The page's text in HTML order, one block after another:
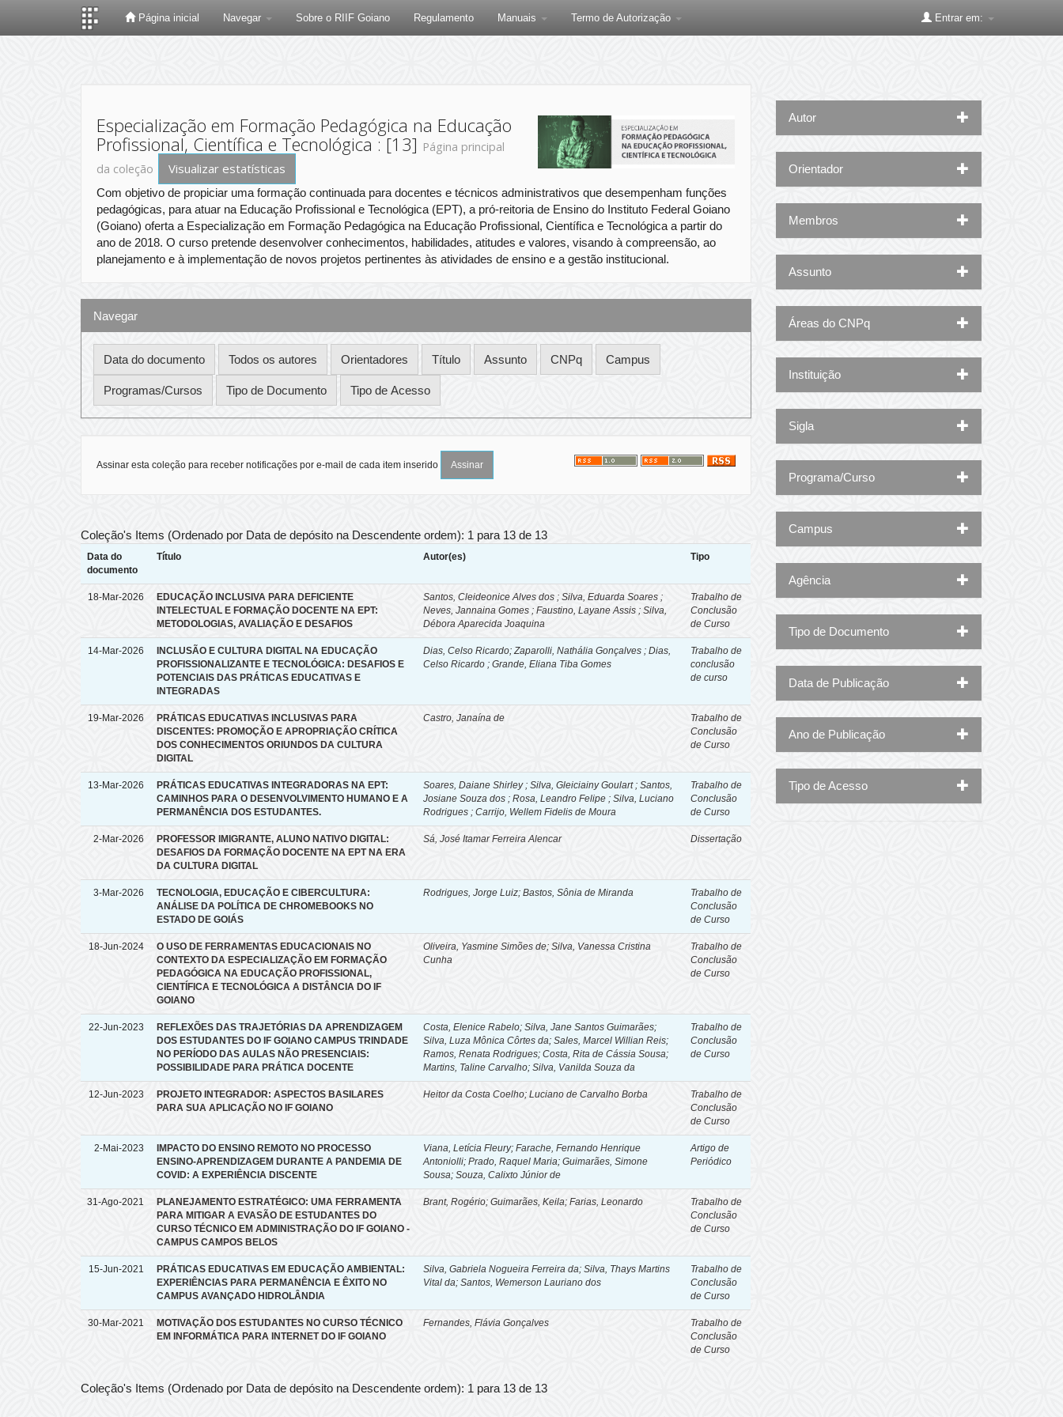
Página inicial Navegar Sobre o RIIF Goiano Regulamento Manuais Termo de Autorização Entrar em:
Especialização em Formação Pedagógica na Educação
Profissional, Científica e Tecnológica : [13] Página principal
da coleção
Visualizar estatísticas
Com objetivo de propiciar uma formação continuada para docentes e técnicos administrativos que desempenham funções
pedagógicas, para atuar na Educação Profissional e Tecnológica (EPT), a pró-reitoria de Ensino do Instituto Federal Goiano
(Goiano) oferta a Especialização em Formação Pedagógica na Educação Profissional, Científica e Tecnológica a partir do
ano de 2018. O curso pretende desenvolver conhecimentos, habilidades, atitudes e valores, visando à compreensão, ao
planejamento e à implementação de novos projetos pertinentes às atividades de ensino e a gestão institucional.
Navegar
Assinar esta coleção para receber notificações por e-mail de cada item inserido
Coleção's Items (Ordenado por Data de depósito na Descendente ordem): 1 para 13 de 13
Data do
documento
Título Autor(es) Tipo
18-Mar-2026
EDUCAÇÃO INCLUSIVA PARA DEFICIENTE
INTELECTUAL E FORMAÇÃO DOCENTE NA EPT:
METODOLOGIAS, AVALIAÇÃO E DESAFIOS
Santos, Cleideonice Alves dos ; Silva, Eduarda Soares ;
Neves, Jannaina Gomes ; Faustino, Layane Assis ; Silva,
Débora Aparecida Joaquina
Trabalho de
Conclusão
de Curso
14-Mar-2026
INCLUSÃO E CULTURA DIGITAL NA EDUCAÇÃO
PROFISSIONALIZANTE E TECNOLÓGICA: DESAFIOS E
POTENCIAIS DAS PRÁTICAS EDUCATIVAS E
INTEGRADAS
Dias, Celso Ricardo;Zaparolli, Nathália Gonçalves ; Dias,
Celso Ricardo ; Grande, Eliana Tiba Gomes
Trabalho de
conclusão
de curso
19-Mar-2026
PRÁTICAS EDUCATIVAS INCLUSIVAS PARA
DISCENTES: PROMOÇÃO E APROPRIAÇÃO CRÍTICA
DOS CONHECIMENTOS ORIUNDOS DA CULTURA
DIGITAL
Castro, Janaína de
Trabalho de
Conclusão
de Curso
13-Mar-2026
PRÁTICAS EDUCATIVAS INTEGRADORAS NA EPT:
CAMINHOS PARA O DESENVOLVIMENTO HUMANO E A
PERMANÊNCIA DOS ESTUDANTES.
Soares, Daiane Shirley ; Silva, Gleiciainy Goulart ; Santos,
Josiane Souza dos ; Rosa, Leandro Felipe ; Silva, Luciano
Rodrigues ; Carrijo, Wellem Fidelis de Moura
Trabalho de
Conclusão
de Curso
2-Mar-2026
PROFESSOR IMIGRANTE, ALUNO NATIVO DIGITAL:
DESAFIOS DA FORMAÇÃO DOCENTE NA EPT NA ERA
DA CULTURA DIGITAL
Sá, José Itamar Ferreira Alencar Dissertação
3-Mar-2026
TECNOLOGIA, EDUCAÇÃO E CIBERCULTURA:
ANÁLISE DA POLÍTICA DE CHROMEBOOKS NO
ESTADO DE GOIÁS
Rodrigues, Jorge Luiz; Bastos, Sônia de Miranda
Trabalho de
Conclusão
de Curso
18-Jun-2024
O USO DE FERRAMENTAS EDUCACIONAIS NO
CONTEXTO DA ESPECIALIZAÇÃO EM FORMAÇÃO
PEDAGÓGICA NA EDUCAÇÃO PROFISSIONAL,
CIENTÍFICA E TECNOLÓGICA A DISTÂNCIA DO IF
GOIANO
Oliveira, Yasmine Simões de; Silva, Vanessa Cristina
Cunha
Trabalho de
Conclusão
de Curso
22-Jun-2023
REFLEXÕES DAS TRAJETÓRIAS DA APRENDIZAGEM
DOS ESTUDANTES DO IF GOIANO CAMPUS TRINDADE
NO PERÍODO DAS AULAS NÃO PRESENCIAIS:
POSSIBILIDADE PARA PRÁTICA DOCENTE
Costa, Elenice Rabelo;Silva, Jane Santos Guimarães;
Silva, Luza Mônica Côrtes da;Sales, Marcel Willian Reis;
Ramos, Renata Rodrigues;Costa, Rita de Cássia Sousa;
Martins, Taline Carvalho;Silva, Vanilda Souza da
Trabalho de
Conclusão
de Curso
12-Jun-2023
PROJETO INTEGRADOR: ASPECTOS BASILARES
PARA SUA APLICAÇÃO NO IF GOIANO
Heitor da Costa Coelho; Luciano de Carvalho Borba
Trabalho de
Conclusão
de Curso
2-Mai-2023
IMPACTO DO ENSINO REMOTO NO PROCESSO
ENSINO-APRENDIZAGEM DURANTE A PANDEMIA DE
COVID: A EXPERIÊNCIA DISCENTE
Viana, Letícia Fleury;Farache, Fernando Henrique
Antoniolli;Prado, Raquel Maria;Guimarães, Simone
Sousa;Souza, Calixto Júnior de
Artigo de
Periódico
31-Ago-2021
PLANEJAMENTO ESTRATÉGICO: UMA FERRAMENTA
PARA MITIGAR A EVASÃO DE ESTUDANTES DO
CURSO TÉCNICO EM ADMINISTRAÇÃO DO IF GOIANO -
CAMPUS CAMPOS BELOS
Brant, Rogério; Guimarães, Keila; Farias, Leonardo
Trabalho de
Conclusão
de Curso
15-Jun-2021
PRÁTICAS EDUCATIVAS EM EDUCAÇÃO AMBIENTAL:
EXPERIÊNCIAS PARA PERMANÊNCIA E ÊXITO NO
CAMPUS AVANÇADO HIDROLÂNDIA
Silva, Gabriela Nogueira Ferreira da; Silva, Thays Martins
Vital da; Santos, Wemerson Lauriano dos
Trabalho de
Conclusão
de Curso
30-Mar-2021
MOTIVAÇÃO DOS ESTUDANTES NO CURSO TÉCNICO
EM INFORMÁTICA PARA INTERNET DO IF GOIANO
Fernandes, Flávia Gonçalves
Trabalho de
Conclusão
de Curso
Coleção's Items (Ordenado por Data de depósito na Descendente ordem): 1 para 13 de 13
Autor
Orientador
Membros
Assunto
Áreas do CNPq
Instituição
Sigla
Programa/Curso
Campus
Agência
Tipo de Documento
Data de Publicação
Ano de Publicação
Tipo de Acesso